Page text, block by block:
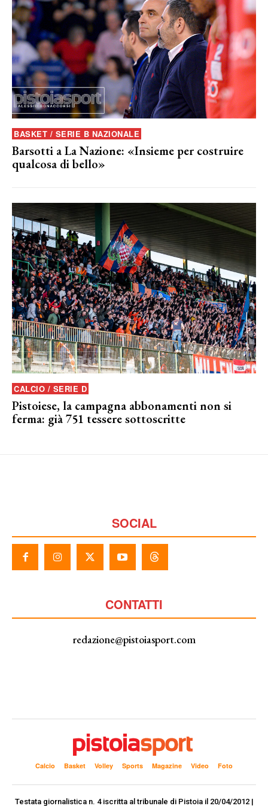
BASKET / SERIE B NAZIONALE
Barsotti a La Nazione: «Insieme per costruire
qualcosa di bello»
CALCIO / SERIE D
Pistoiese, la campagna abbonamenti non si
ferma: già 751 tessere sottoscritte
SOCIAL
CONTATTI
redazione@pistoiasport.com
Calcio Basket Volley Sports Magazine Video Foto
Testata giornalistica n. 4 iscritta al tribunale di Pistoia il 20/04/2012 |